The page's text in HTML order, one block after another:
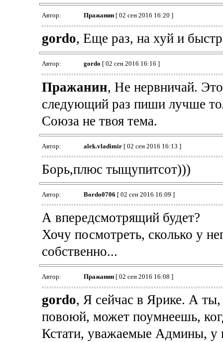
Автор: Пражанин[ 02 сен 2016 16:20 ]
gordo, Еще раз, на хуй и
Автор: gordo [ 02 сен 2016 16:16 ]
Пражанин, Не нервничай.
следующий раз пиши лучше
Союза не твоя тема.
Автор: alek.vladimir[ 02 сен 2016 16:13 ]
Борь,плюс тыщупитсот)))
Автор: Bordo0706 [ 02 сен 2016 16:09 ]
А впередсмотрящий будет?
Хочу посмотреть, сколько у
собственно...
Автор: Пражанин[ 02 сен 2016 16:08 ]
gordo, Я сейчас в Ярике. А ты,
повоюй, может поумнеешь,
Кстати, уважаемые Админы, у